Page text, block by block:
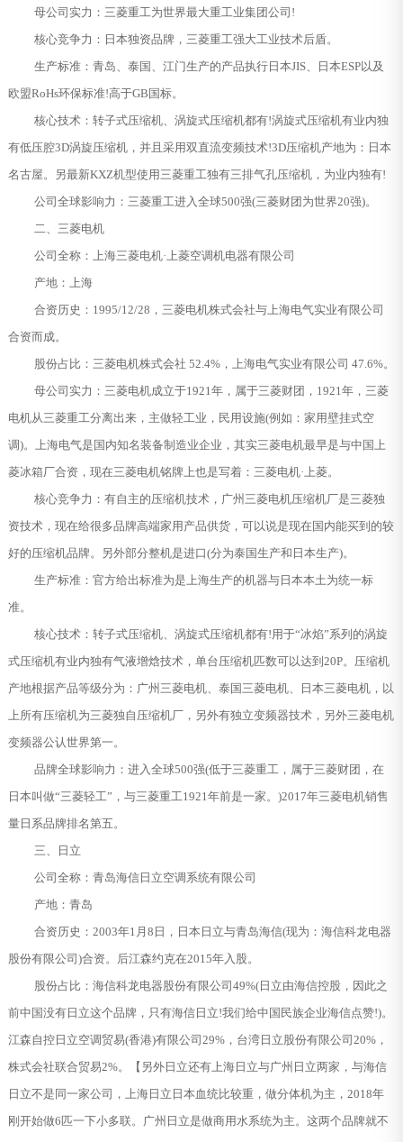
母公司实力：三菱重工为世界最大重工业集团公司!
核心竞争力：日本独资品牌，三菱重工强大工业技术后盾。
生产标准：青岛、泰国、江门生产的产品执行日本JIS、日本ESP以及
欧盟RoHs环保标准!高于GB国标。
核心技术：转子式压缩机、涡旋式压缩机都有!涡旋式压缩机有业内独
有低压腔3D涡旋压缩机，并且采用双直流变频技术!3D压缩机产地为：日本
名古屋。另最新KXZ机型使用三菱重工独有三排气孔压缩机，为业内独有!
公司全球影响力：三菱重工进入全球500强(三菱财团为世界20强)。
二、三菱电机
公司全称：上海三菱电机·上菱空调机电器有限公司
产地：上海
合资历史：1995/12/28，三菱电机株式会社与上海电气实业有限公司
合资而成。
股份占比：三菱电机株式会社 52.4%，上海电气实业有限公司 47.6%。
母公司实力：三菱电机成立于1921年，属于三菱财团，1921年，三菱
电机从三菱重工分离出来，主做轻工业，民用设施(例如：家用壁挂式空
调)。上海电气是国内知名装备制造业企业，其实三菱电机最早是与中国上
菱冰箱厂合资，现在三菱电机铭牌上也是写着：三菱电机·上菱。
核心竞争力：有自主的压缩机技术，广州三菱电机压缩机厂是三菱独
资技术，现在给很多品牌高端家用产品供货，可以说是现在国内能买到的较
好的压缩机品牌。另外部分整机是进口(分为泰国生产和日本生产)。
生产标准：官方给出标准为是上海生产的机器与日本本土为统一标
准。
核心技术：转子式压缩机、涡旋式压缩机都有!用于“冰焰”系列的涡旋
式压缩机有业内独有气液增焓技术，单台压缩机匹数可以达到20P。压缩机
产地根据产品等级分为：广州三菱电机、泰国三菱电机、日本三菱电机，以
上所有压缩机为三菱独自压缩机厂，另外有独立变频器技术，另外三菱电机
变频器公认世界第一。
品牌全球影响力：进入全球500强(低于三菱重工，属于三菱财团，在
日本叫做“三菱轻工”，与三菱重工1921年前是一家。)2017年三菱电机销售
量日系品牌排名第五。
三、日立
公司全称：青岛海信日立空调系统有限公司
产地：青岛
合资历史：2003年1月8日，日本日立与青岛海信(现为：海信科龙电器
股份有限公司)合资。后江森约克在2015年入股。
股份占比：海信科龙电器股份有限公司49%(日立由海信控股，因此之
前中国没有日立这个品牌，只有海信日立!我们给中国民族企业海信点赞!)。
江森自控日立空调贸易(香港)有限公司29%，台湾日立股份有限公司20%，
株式会社联合贸易2%。【另外日立还有上海日立与广州日立两家，与海信
日立不是同一家公司，上海日立日本血统比较重，做分体机为主，2018年
刚开始做6匹一下小多联。广州日立是做商用水系统为主。这两个品牌就不